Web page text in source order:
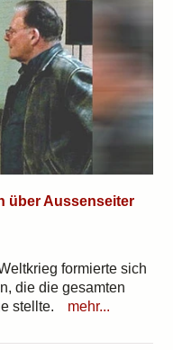
über Aussenseiter
formierte sich
die die gesamten
stellte.
mehr...